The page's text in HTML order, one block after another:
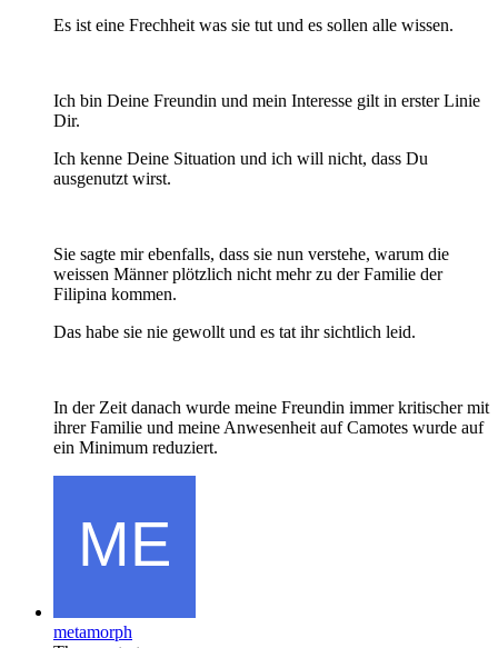
Es ist eine Frechheit was sie tut und es sollen alle wissen.
Ich bin Deine Freundin und mein Interesse gilt in erster Linie
Dir.
Ich kenne Deine Situation und ich will nicht, dass Du
ausgenutzt wirst.
Sie sagte mir ebenfalls, dass sie nun verstehe, warum die
weissen Männer plötzlich nicht mehr zu der Familie der
Filipina kommen.
Das habe sie nie gewollt und es tat ihr sichtlich leid.
In der Zeit danach wurde meine Freundin immer kritischer mit
ihrer Familie und meine Anwesenheit auf Camotes wurde auf
ein Minimum reduziert.
metamorph